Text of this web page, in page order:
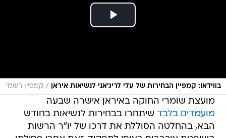
בווידאו: קמפיין הבחירות של עלי לריג'אני לנשיאות איראן / קמפיין רשמי
מועצת שומרי החוקה באיראן אישרה שבעה
מועמדים בלבד שיתחרו בבחירות לנשיאות בחודש
הבא, בהחלטה הסוללת את דרכו של יו"ר הרשות